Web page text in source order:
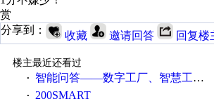
赏
分享到：
收藏 邀请回答 回复楼
楼主最近还看过
·
智能问答——数字工厂、智慧工厂和智能制造三者的区别是什么？
· 200SMART